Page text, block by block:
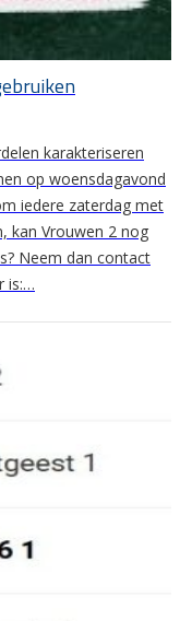
karakteriseren
op woensdagavond
iedere zaterdag met
kan Vrouwen 2 nog
Neem dan contact
is:…